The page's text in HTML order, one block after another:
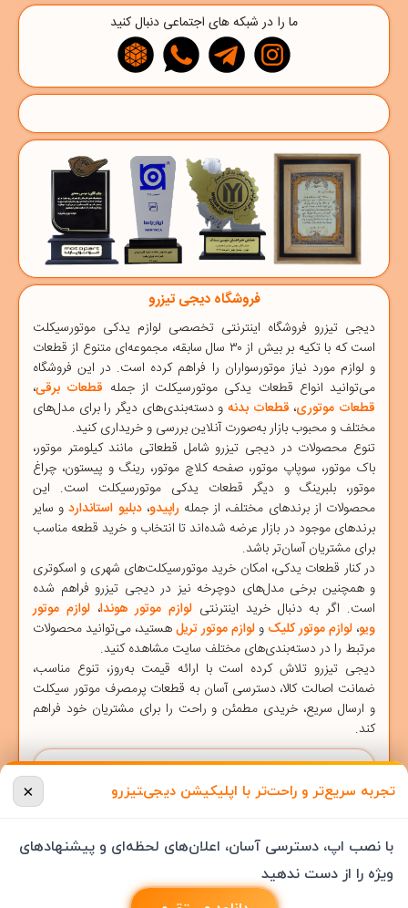
ما را در شبکه های اجتماعی دنبال کنید
فروشگاه دیجی تیزرو
دیجی‌ تیزرو فروشگاه اینترنتی تخصصی لوازم یدکی موتورسیکلت
است که با تکیه بر بیش از ۳۰ سال سابقه، مجموعه‌ای متنوع از قطعات
و لوازم مورد نیاز موتورسواران را فراهم کرده است. در این فروشگاه
می‌توانید انواع قطعات یدکی موتورسیکلت از جمله قطعات برقی،
قطعات موتوری، قطعات بدنه و دسته‌بندی‌های دیگر را برای مدل‌های
مختلف و محبوب بازار به‌صورت آنلاین بررسی و خریداری کنید.
تنوع محصولات در دیجی ‌تیزرو شامل قطعاتی مانندکیلومتر موتور،
باک موتور، سوپاپ موتور، صفحه کلاچ موتور، رینگ و پیستون، چراغ
موتور، بلبرینگو دیگر قطعات یدکی موتورسیکلت است. این
محصولات از برندهای مختلف، از جملهراپیدو،دبلیو استانداردو سایر
برندهای موجود در بازار عرضه شده‌اند تا انتخاب و خرید قطعه مناسب
برای مشتریان آسان‌تر باشد.
در کنار قطعات یدکی، امکان خریدموتورسیکلت‌های شهری و اسکوتری
و همچنین برخی مدل‌های دوچرخه نیز در دیجی ‌تیزرو فراهم شده
است. اگر به دنبال خرید اینترنتی لوازم موتور هوندا،لوازم موتور
ویو، لوازم موتور کلیک ولوازم موتور تریلهستید، می‌توانید محصولات
مرتبط را در دسته‌بندی‌های مختلف سایت مشاهده کنید.
دیجی ‌تیزروتلاش کرده است با ارائه قیمت به‌روز، تنوع مناسب،
ضمانت اصالت کالا، دسترسی آسان به قطعات پرمصرف موتور سیکلت
و ارسال سریع، خریدی مطمئن و راحت را برای مشتریان خود فراهم
کند.
قوانین و مقررات
قوانین و مقررات دیجی تیزرو
روند ثبت سفارش در دیجی تیزرو
تجربه سریع‌تر و راحت‌تر با اپلیکیشن دیجی‌‍تیزرو ×
با نصب اپ، دسترسی آسان، اعلان‌های لحظه‌ای و پیشنهادهای
ویژه را از دست ندهید